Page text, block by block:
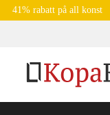
41% rabatt på all konst